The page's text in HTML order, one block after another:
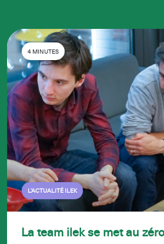
4 MINUTES
L’ACTUALITÉ ILEK
La team ilek se met au